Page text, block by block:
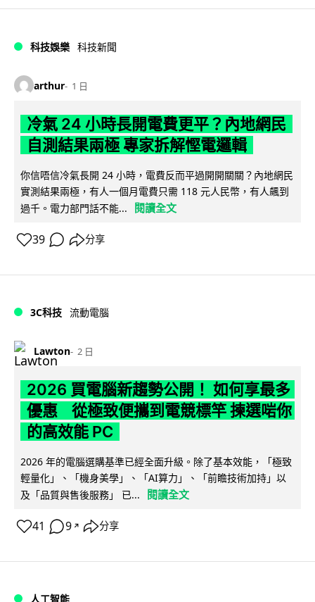
科技娛樂 科技新聞
arthur 1 日
冷氣 24 小時長開電費更平？內地網民
自測結果兩極 專家拆解慳電邏輯
你信唔信冷氣長開 24 小時，電費反而平過開開關關？內地網民
實測結果兩極，有人一個月電費只需 118 元人民幣，有人飆到
過千。電力部門話不能...
閱讀全文
39 分享
3C科技 流動電腦
Lawton 2 日
2026 買電腦新趨勢公開！ 如何享最多
優惠 從極致便攜到電競標竿 揀選啱你
的高效能 PC
2026 年的電腦選購基準已經全面升級。除了基本效能，「極致
輕量化」、「機身美學」、「AI算力」、「前瞻技術加持」以
及「品質與售後服務」 已...
閱讀全文
41 9 ↗ 分享
人工智能